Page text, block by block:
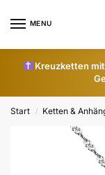
MENU
Kreuzketten
Start / Ketten &